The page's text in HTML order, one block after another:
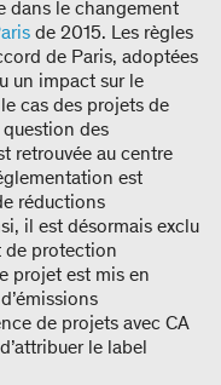
dans le changement
de 2015. Les règles
de Paris, adoptées
un impact sur le
cas des projets de
des
retrouvée au centre
est
réductions
il est désormais exclu
de protection
projet est mis en
de projets avec CA
le label